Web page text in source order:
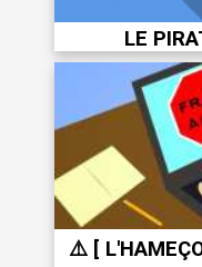
LE
⚠️ [